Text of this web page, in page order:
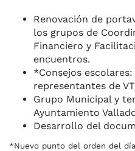
Renovación de
los grupos de
Financiero y
encuentros.
*Consejos
representantes de
Grupo Municipal y
Ayuntamiento
Desarrollo del
*Nuevo punto del orden del